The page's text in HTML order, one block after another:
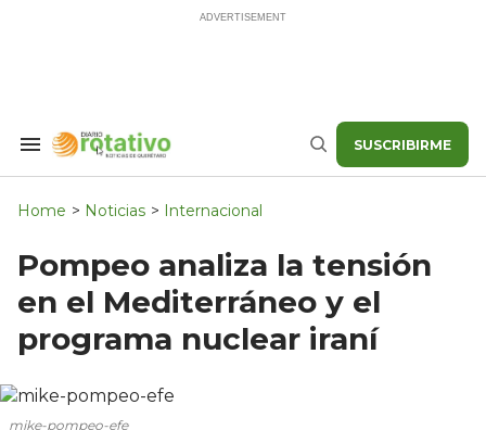
Search
Navigation
Buscar SUSCRIBIRME
Home > Noticias > Internacional
Pompeo analiza la tensión
en el Mediterráneo y el
programa nuclear iraní
mike-pompeo-efe